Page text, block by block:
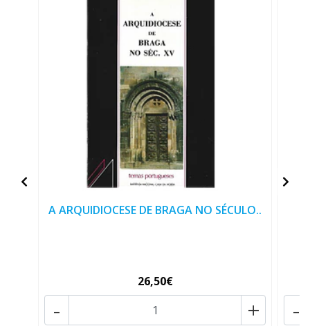
A ARQUIDIOCESE DE BRAGA NO SÉCULO..
26,50€
+
- -